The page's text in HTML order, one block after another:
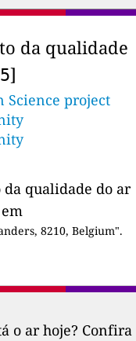
da qualidade
]
Science project
da qualidade do ar
8210, Belgium".
o ar hoje? Confira